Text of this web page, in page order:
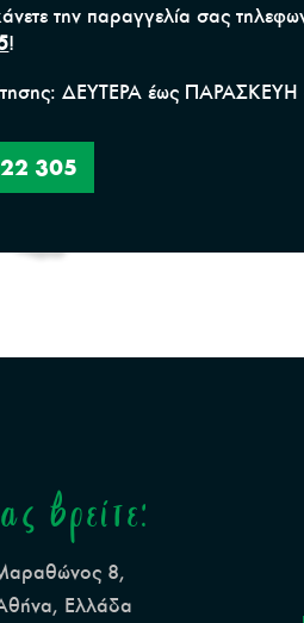
την παραγγελία σας
!
ΔΕΥΤΕΡΑ έως ΠΑΡΑΣΚΕΥΗ
305
βρείτε:
8,
Ελλάδα